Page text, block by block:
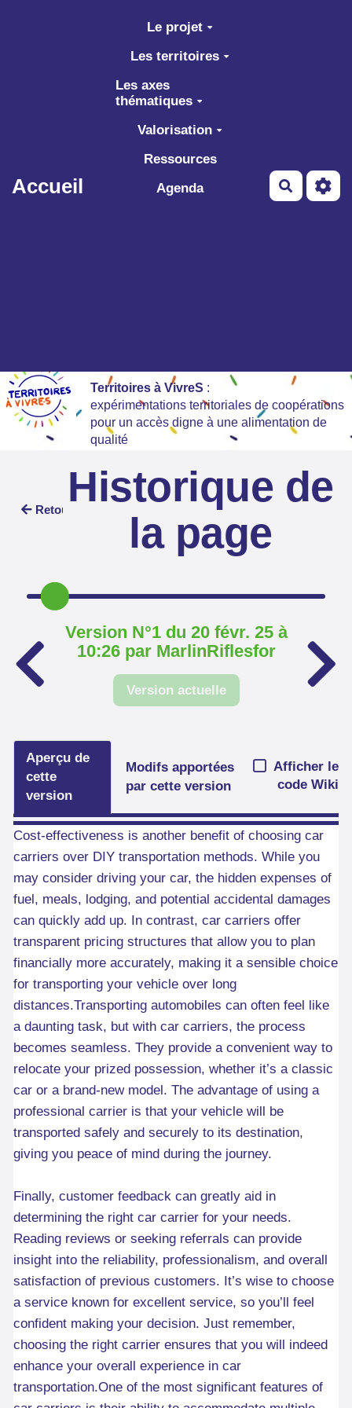
Aller au contenu principal
Accueil
Le projet
Les territoires
Les axes
thématiques
Valorisation
Ressources
Agenda
Territoires à VivreS :
expérimentations territoriales de coopérations
pour un accès digne à une alimentation de
qualité
Retour Historique de
la page
Version N°1 du 20 févr. 25 à
10:26 par MarlinRiflesfor
Version actuelle
Aperçu de
cette
version
Modifs apportées
par cette version
Afficher le
code Wiki